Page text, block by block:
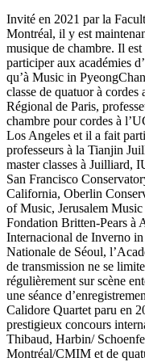
Invité en 2021 par la
Montréal, il y est
musique de chambre. Il
participer aux académies
qu’à Music in
classe de quatuor à
Régional de Paris,
chambre pour cordes à
Los Angeles et il a fait
professeurs à la Tianjin
master classes à Juilliard,
San Francisco
California, Oberlin
of Music, Jerusalem Music
Fondation Britten-Pears à
Internacional de Inverno
Nationale de Séoul,
de transmission ne se
régulièrement sur scène
une séance
Calidore Quartet paru en
prestigieux concours
Thibaud, Harbin/
Montréal/CMIM et de